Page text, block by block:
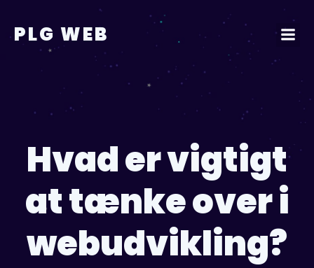
indholdPLG WEB
Hvad er vigtigt
at tænke over i
webudvikling?